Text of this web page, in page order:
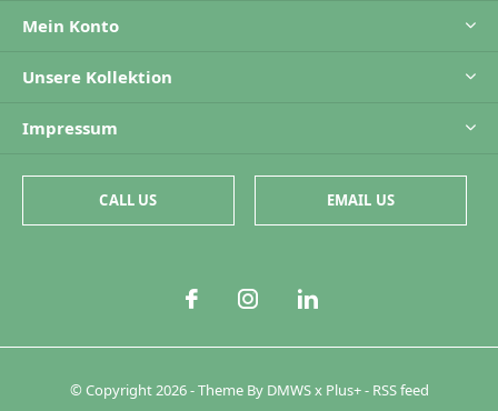
Mein Konto
Unsere Kollektion
Impressum
CALL US EMAIL US
© Copyright 2026- Theme By DMWSx Plus+- RSS feed